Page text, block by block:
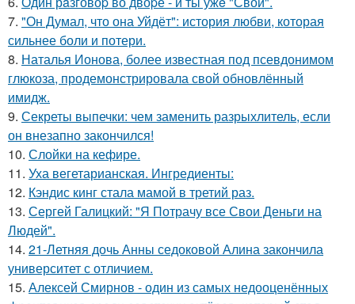
7. "Он Думал, что она Уйдёт": история любви, которая
сильнее боли и потери.
8. Наталья Ионова, более известная под псевдонимом
глюкоза, продемонстрировала свой обновлённый
имидж.
9. Секреты выпечки: чем заменить разрыхлитель, если
он внезапно закончился!
10. Слойки на кефире.
11. Уха вегетарианская. Ингредиенты:
12. Кэндис кинг стала мамой в третий раз.
13. Сергей Галицкий: "Я Потрачу все Свои Деньги на
Людей".
14. 21-Летняя дочь Анны седоковой Алина закончила
университет с отличием.
15. Алексей Смирнов - один из самых недооценённых